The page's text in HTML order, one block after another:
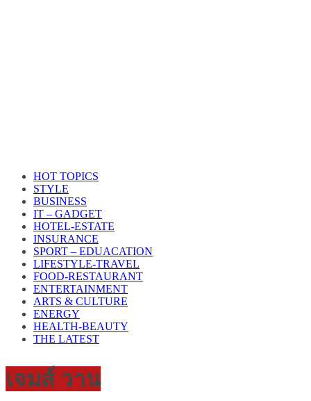
HOT TOPICS
STYLE
BUSINESS
IT – GADGET
HOTEL-ESTATE
INSURANCE
SPORT – EDUACATION
LIFESTYLE​-TRAVEL​
FOOD-RESTAURANT
ENTERTAINMENT
ARTS & CULTURE
ENERGY
HEALTH​-BEAUTY
THE LATEST
เจมส์ วาน